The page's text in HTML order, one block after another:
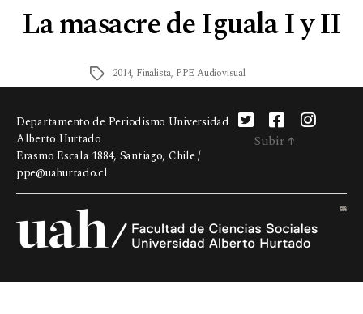
La masacre de Iguala I y II
2014, Finalista, PPE Audiovisual
Departamento de Periodismo Universidad
Alberto Hurtado
Erasmo Escala 1884, Santiago, Chile /
ppe@uahurtado.cl
Subir ↑